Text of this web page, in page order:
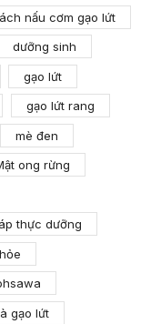
nấu cơm gạo lứt
dưỡng sinh
gạo lứt
gạo lứt rang
mè đen
ong rừng
thực dưỡng
gạo lứt